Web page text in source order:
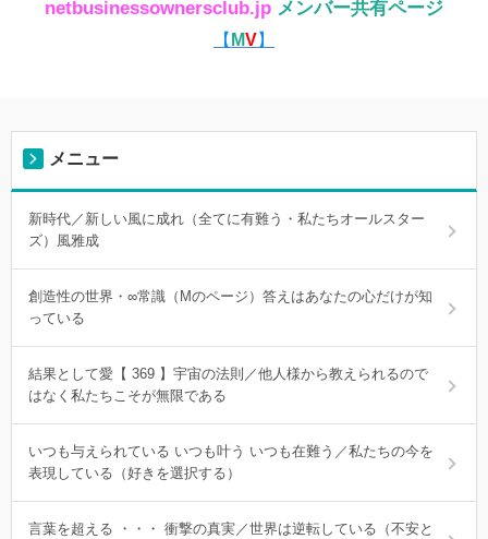
netbusinessownersclub.jp メンバー共有ページ
【 MV】
メニュー
新時代／新しい風に成れ（全てに有難う・私たちオールスター
ズ）風雅成
創造性の世界・∞常識（Mのページ）答えはあなたの心だけが知
っている
結果として愛【 369 】宇宙の法則／他人様から教えられるので
はなく私たちこそが無限である
いつも与えられている いつも叶う いつも在難う／私たちの今を
表現している（好きを選択する）
言葉を超える ・・・ 衝撃の真実／世界は逆転している（不安と